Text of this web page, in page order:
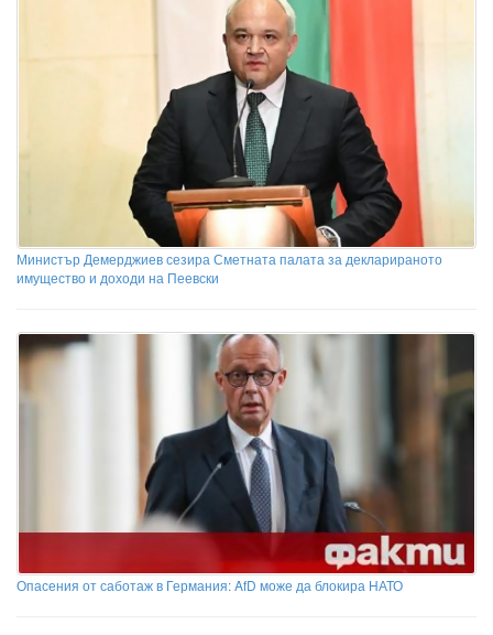
Министър Демерджиев сезира Сметната палата за декларираното
имущество и доходи на Пеевски
Опасения от саботаж в Германия: AfD може да блокира НАТО